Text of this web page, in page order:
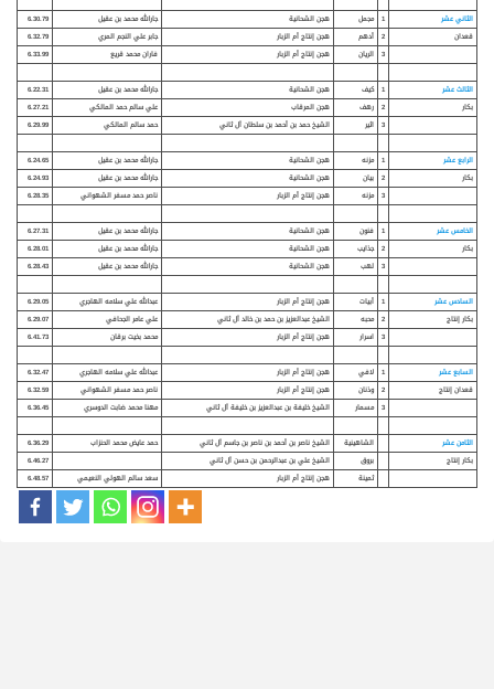
الثاني عشر 1 مجمل هجن الشحانية جارالله محمد بن عقيل
6.30.79
قعدان
2 أدهم هجن إنتاج أم الزبار جابر علي النجم المري
6.32.79
3 الريان هجن إنتاج أم الزبار فاران محمد قريع 6.33.99
الثالث عشر 1 كيف هجن الشحانية جارالله محمد بن عقيل
6.22.31
بكار
2 رهف هجن المرقاب علي سالم حمد المالكي
6.27.21
3 اثير الشيخ حمد بن أحمد بن سلطان آل ثاني حمد سالم المالكي 6.29.99
الرابع عشر 1 مزنه هجن الشحانية جارالله محمد بن عقيل
6.24.65
بكار
2 بيان هجن الشحانية جارالله محمد بن عقيل
6.24.93
3 مزنه هجن إنتاج أم الزبار ناصر حمد مسفر الشهواني 6.28.35
الخامس عشر 1 فنون هجن الشحانية جارالله محمد بن عقيل
6.27.31
بكار
2 جذايب هجن الشحانية جارالله محمد بن عقيل
6.28.01
3 لهب هجن الشحانية جارالله محمد بن عقيل 6.28.43
السادس عشر 1 أبيات هجن إنتاج أم الزبار عبدالله علي سلامه الهاجري
6.29.05
بكار إنتاج
2 محبه الشيخ عبدالعزيز بن حمد بن خالد آل ثاني علي عامر الجحافي
6.29.07
3 اسرار هجن إنتاج أم الزبار محمد بخيت برقان 6.41.73
السابع عشر 1 لافي هجن إنتاج أم الزبار عبدالله علي سلامه الهاجري
6.32.47
قعدان إنتاج
2 وذنان هجن إنتاج أم الزبار ناصر حمد مسفر الشهواني
6.32.59
3 مسمار الشيخ خليفة بن عبدالعزيز بن خليفة آل ثاني مهنا محمد ضابت الدوسري 6.36.45
الثامن عشر الشاهينية الشيخ ناصر بن أحمد بن ناصر بن جاسم آل ثاني حمد عايض محمد الحنزاب
6.36.29
بكار إنتاج
بروق الشيخ علي بن عبدالرحمن بن حسن آل ثاني
6.46.27
ثمينة
هجن إنتاج أم الزبار سعد سالم الهولي النعيمي 6.48.57